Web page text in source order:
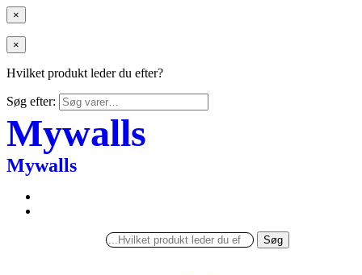
×
×
Hvilket produkt leder du efter?
Søg efter:
Mywalls
Mywalls
Søg